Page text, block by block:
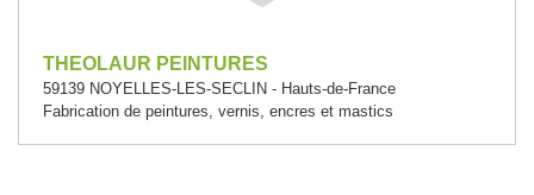
THEOLAUR PEINTURES
59139 NOYELLES-LES-SECLIN - Hauts-de-France
Fabrication de peintures, vernis, encres et mastics